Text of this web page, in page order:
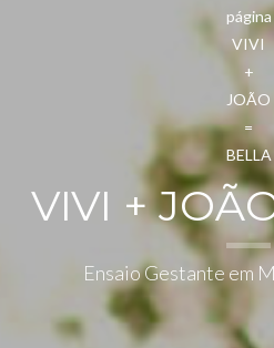
VIVI +
Ensaio Gestante em